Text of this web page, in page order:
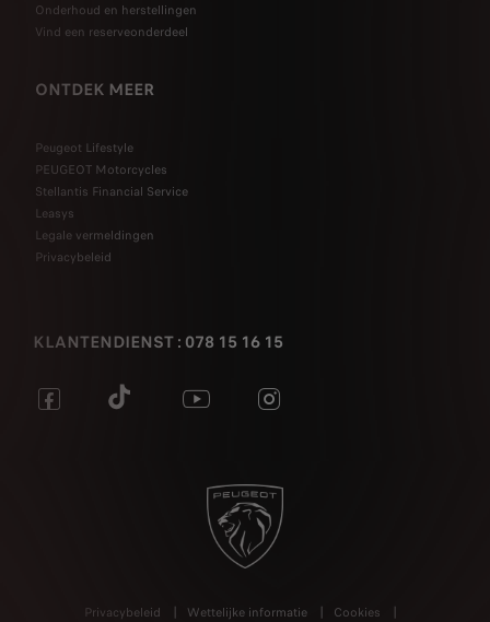
Onderhoud en herstellingen
Vind een reserveonderdeel
ONTDEK MEER
Peugeot Lifestyle
PEUGEOT Motorcycles
Stellantis Financial Service
Leasys
Legale vermeldingen
Privacybeleid
KLANTENDIENST : 078 15 16 15
Privacybeleid Wettelijke informatie Cookies